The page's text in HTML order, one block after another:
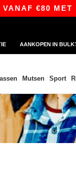
€80 MET
AANKOPEN IN
Mutsen Sport